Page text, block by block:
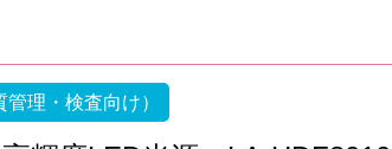
理・検査向け）